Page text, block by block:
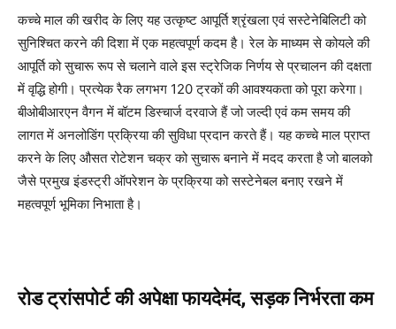
कच्चे माल की खरीद के लिए यह उत्कृष्ट आपूर्ति श्रृंखला एवं सस्टेनेबिलिटी को
सुनिश्चित करने की दिशा में एक महत्वपूर्ण कदम है। रेल के माध्यम से कोयले की
आपूर्ति को सुचारू रूप से चलाने वाले इस स्ट्रेजिक निर्णय से प्रचालन की दक्षता
में वृद्धि होगी। प्रत्येक रैक लगभग 120 ट्रकों की आवश्यकता को पूरा करेगा।
बीओबीआरएन वैगन में बॉटम डिस्चार्ज दरवाजे हैं जो जल्दी एवं कम समय की
लागत में अनलोडिंग प्रक्रिया की सुविधा प्रदान करते हैं। यह कच्चे माल प्राप्त
करने के लिए औसत रोटेशन चक्र को सुचारू बनाने में मदद करता है जो बालको
जैसे प्रमुख इंडस्ट्री ऑपरेशन के प्रक्रिया को सस्टेनेबल बनाए रखने में
महत्वपूर्ण भूमिका निभाता है।
रोड ट्रांसपोर्ट की अपेक्षा फायदेमंद, सड़क निर्भरता कम